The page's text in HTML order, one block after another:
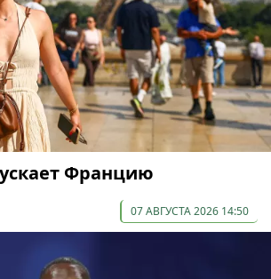
Францию
07 АВГУСТА 2026 14:50